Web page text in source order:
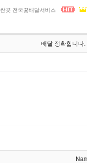
곳 전국꽃배달서비스
배달 정확합니다